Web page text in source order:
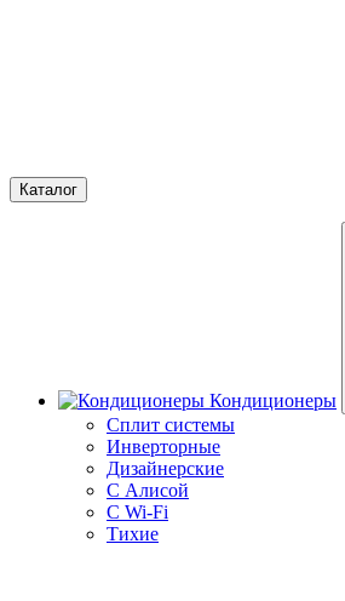
Каталог
Кондиционеры
Сплит системы
Инверторные
Дизайнерские
С Алисой
C Wi-Fi
Тихие